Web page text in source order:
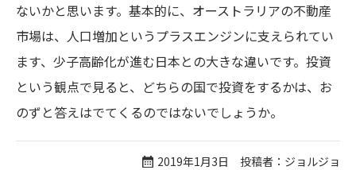
ないかと思います。基本的に、オーストラリアの不動産
市場は、人口増加というプラスエンジンに支えられてい
ます、少子高齢化が進む日本との大きな違いです。投資
という観点で見ると、どちらの国で投資をするかは、お
のずと答えはでてくるのではないでしょうか。
2019年1月3日 投稿者：ジョルジョ